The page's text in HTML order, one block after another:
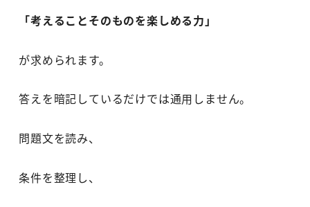
「考えることそのものを楽しめる力」
が求められます。
答えを暗記しているだけでは通用しません。
問題文を読み、
条件を整理し、